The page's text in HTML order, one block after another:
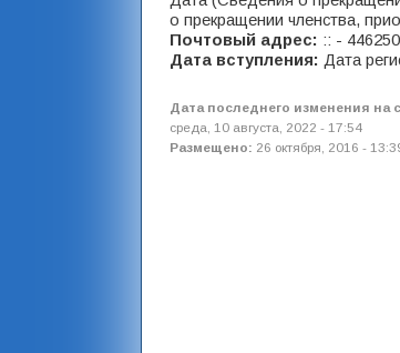
о прекращении членства,
Почтовый адрес: :: -
Дата вступления: Дата
Дата последнего изменения на
среда, 10 августа, 2022 - 17:54
Размещено: 26 октября, 2016 -